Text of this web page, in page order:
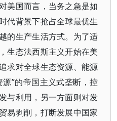
美国而言，当务之急是如
代背景下抢占全球最优生
的生产生活方式。为了适
生态法西斯主义开始在美
求对全球生态资源、能源
”的帝国主义式垄断，控
与利用，另一方面则对发
易剥削，打断发展中国家